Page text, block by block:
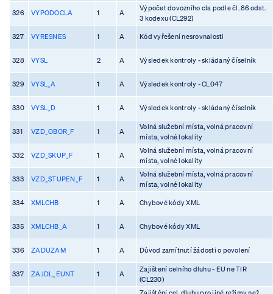
326 VYPODOCLA 1 A
Výpočet dovozního cla podle čl. 86 odst.
3 kodexu (CL292)
327 VYRESNES 1 A Kód vyřešení nesrovnalosti
328 VYSL 2 A Výsledek kontroly - skládaný číselník
329 VYSL_A 1 A Výsledek kontroly - CL047
330 VYSL_D 1 A Výsledek kontroly - skládaný číselník
331 VZD_OBOR_F 1 A
Volná služební místa, volná pracovní
místa, volné lokality
332 VZD_SKUP_F 1 A
Volná služební místa, volná pracovní
místa, volné lokality
333 VZD_STUPEN_F 1 A
Volná služební místa, volná pracovní
místa, volné lokality
334 XMLCHB 1 A Chybové kódy XML
335 XMLCHB_A 1 A Chybové kódy XML
336 ZADUZAM 1 A Důvod zamítnutí žádosti o povolení
337 ZAJDL_EUNT 1 A
Zajištení celního dluhu - EU ne TIR
(CL230)